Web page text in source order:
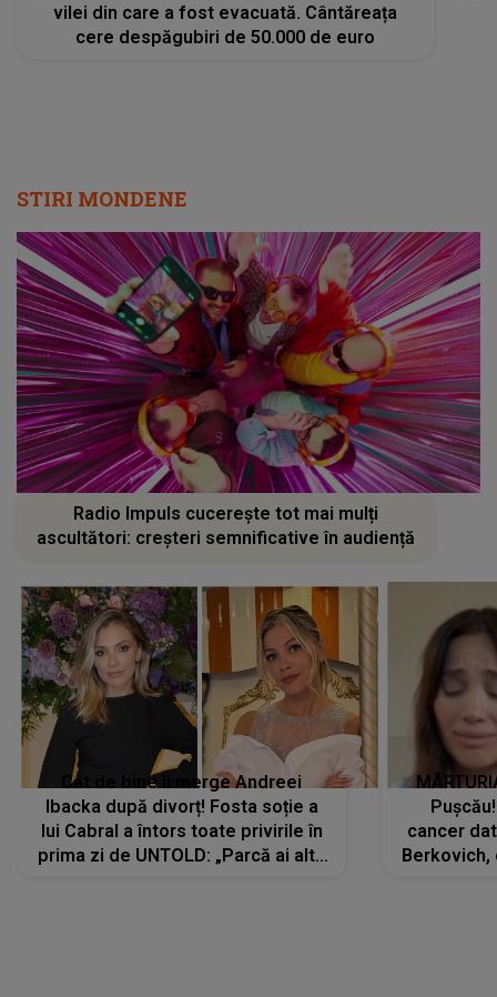
vilei din care a fost evacuată. Cântăreața
cere despăgubiri de 50.000 de euro
STIRI MONDENE
Radio Impuls cucerește tot mai mulți
ascultători: creșteri semnificative în audiență
Cât de bine îi merge Andreei
Ibacka după divorț! Fosta soție a
lui Cabral a întors toate privirile în
prima zi de UNTOLD: „Parcă ai altă
cancer
Berkovich,